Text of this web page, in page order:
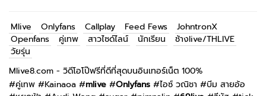
Mlive Onlyfans Callplay Feed Fews
JohntronX
Openfans
คู่เทพ สาวไซด์ไลน์ นักเรียน
ช้างlive/THLIVE
วัยรุ่น
Mlive8.com - วิดีโอโป๊ฟรีที่ดีที่สุดบนอินเทอร์เน็ต 100%
#คู่เทพ #Kainaoa #mlive #Onlyfans #ไอซ์ วณิชา #บีม สายอ้อ